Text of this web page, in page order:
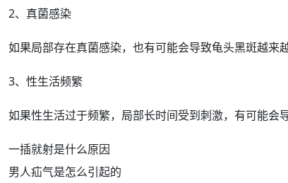
2、真菌感染
如果局部存在真菌感染，也有可能会导致龟头黑斑越来
3、性生活频繁
如果性生活过于频繁，局部长时间受到刺激，有可能会
一插就射是什么原因
男人疝气是怎么引起的